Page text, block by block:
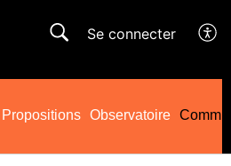
Se connecter
Propositions Observatoire